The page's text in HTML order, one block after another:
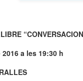
a les 19:30 h